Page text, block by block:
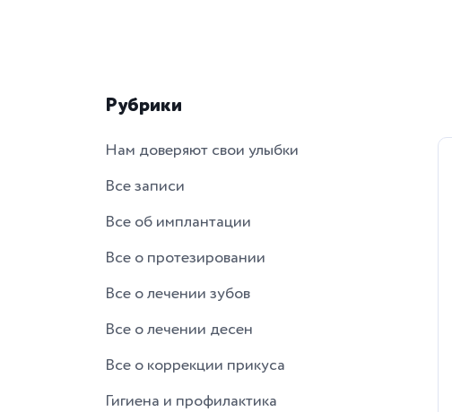
Рубрики
Нам доверяют свои улыбки
Все записи
Все об имплантации
Все о протезировании
Все о лечении зубов
Все о лечении десен
Все о коррекции прикуса
Гигиена и профилактика